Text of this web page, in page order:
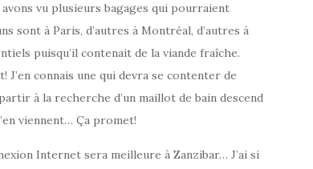
vu plusieurs bagages qui pourraient
sont à Paris, d’autres à Montréal, d’autres à
puisqu’il contenait de la viande fraîche.
connais une qui devra se contenter de
à la recherche d’un maillot de bain descend
viennent… Ça promet!
Internet sera meilleure à Zanzibar… J’ai si